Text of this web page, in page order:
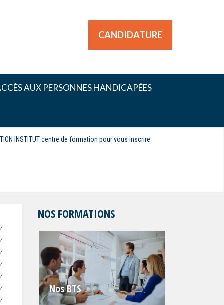
CANDIDATURE
AUX PERSONNES HANDICAPÉES
INSTITUT centre de formation pour vous inscrire
NOS FORMATIONS
Nos BTS